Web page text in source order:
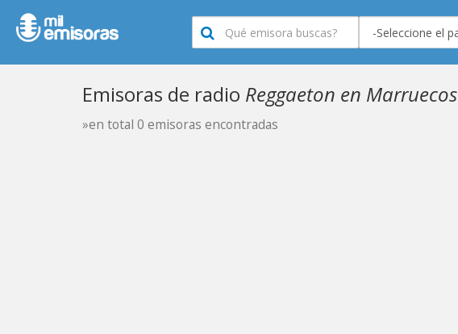
Emisoras de radio Reggaeton en Marruecos
»en total 0 emisoras encontradas